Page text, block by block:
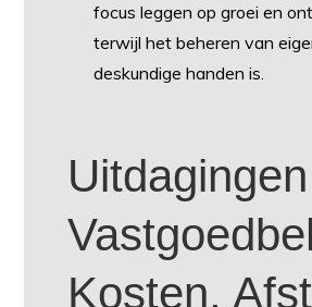
focus leggen op groei en
terwijl het beheren van
deskundige handen is.
Kosten,